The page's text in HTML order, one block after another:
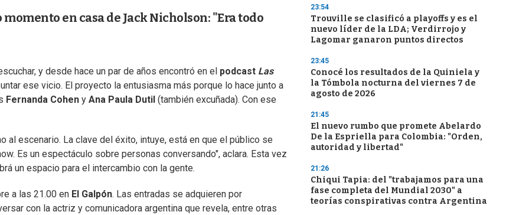
en casa de Jack Nicholson: "Era todo
y desde hace un par de años encontró en el podcast Las
ese vicio. El proyecto la entusiasma más porque lo hace junto a
Fernanda Cohen y Ana Paula Dutil (también excuñada). Con ese
al escenario. La clave del éxito, intuye, está en que el público se
Es un espectáculo sobre personas conversando", aclara. Esta vez
un espacio para el intercambio con la gente.
a las 21.00 en El Galpón. Las entradas se adquieren por
con la actriz y comunicadora argentina que revela, entre otras
23:54
Trouville se clasificó a playoffs y es el
nuevo líder de la LDA; Verdirrojo y
Lagomar ganaron puntos directos
23:45
Conocé los resultados de la Quiniela y
la Tómbola nocturna del viernes 7 de
agosto de 2026
21:45
El nuevo rumbo que promete Abelardo
De la Espriella para Colombia: "Orden,
autoridad y libertad"
21:26
Chiqui Tapia: del "trabajamos para una
fase completa del Mundial 2030" a
teorías conspirativas contra Argentina